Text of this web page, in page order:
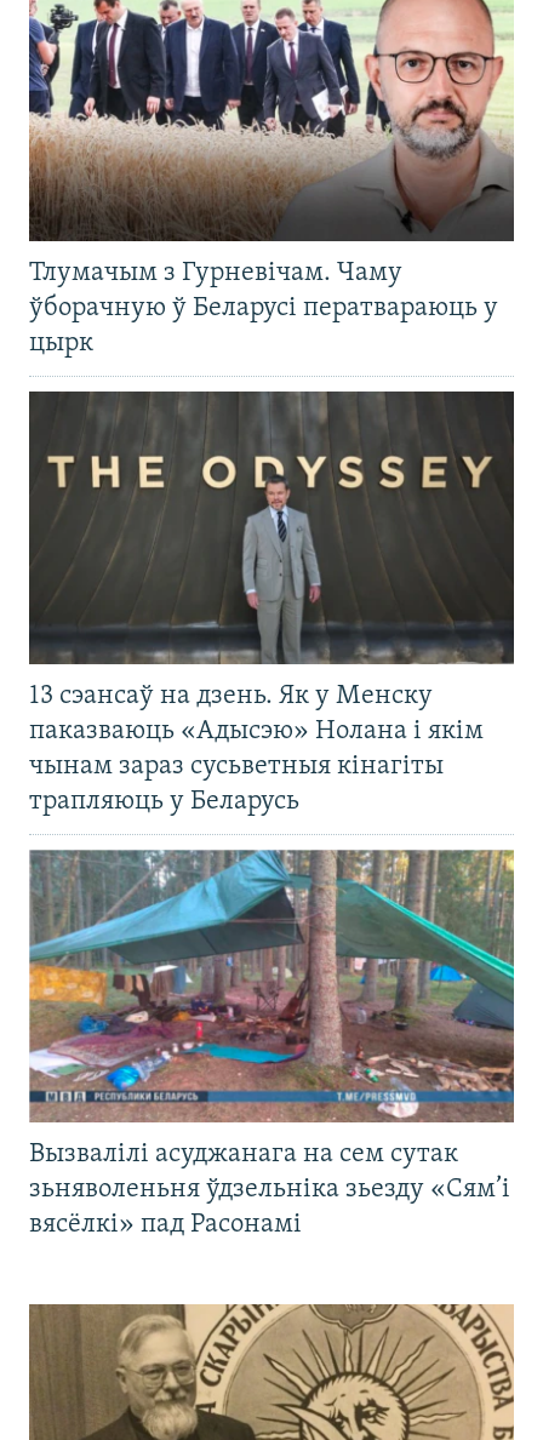
Тлумачым з Гурневічам. Чаму
ўборачную ў Беларусі ператвараюць у
цырк
13 сэансаў на дзень. Як у Менску
паказваюць «Адысэю» Нолана і якім
чынам зараз сусьветныя кінагіты
трапляюць у Беларусь
Вызвалілі асуджанага на сем сутак
зьняволеньня ўдзельніка зьезду «Сям’і
вясёлкі» пад Расонамі